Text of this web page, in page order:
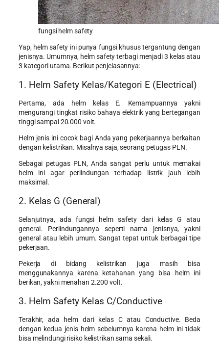
fungsi helm safety
Yap, helm safety ini punya fungsi khusus tergantung dengan
jenisnya. Umumnya, helm safety terbagi menjadi 3 kelas atau
3 kategori utama. Berikut penjelasannya:
1. Helm Safety Kelas/Kategori E (Electrical)
Pertama, ada helm kelas E. Kemampuannya yakni
mengurangi tingkat risiko bahaya elektrik yang bertegangan
tinggi sampai 20.000 volt.
Helm jenis ini cocok bagi Anda yang pekerjaannya berkaitan
dengan kelistrikan. Misalnya saja, seorang petugas PLN.
Sebagai petugas PLN, Anda sangat perlu untuk memakai
helm ini agar perlindungan terhadap listrik jauh lebih
maksimal.
2. Kelas G (General)
Selanjutnya, ada fungsi helm safety dari kelas G atau
general. Perlindungannya seperti nama jenisnya, yakni
general atau lebih umum. Sangat tepat untuk berbagai tipe
pekerjaan.
Pekerja di bidang kelistrikan juga masih bisa
menggunakannya karena ketahanan yang bisa helm ini
berikan, yakni menahan 2.200 volt.
3. Helm Safety Kelas C/Conductive
Terakhir, ada helm dari kelas C atau Conductive. Beda
dengan kedua jenis helm sebelumnya karena helm ini tidak
bisa melindungi risiko kelistrikan sama sekali.